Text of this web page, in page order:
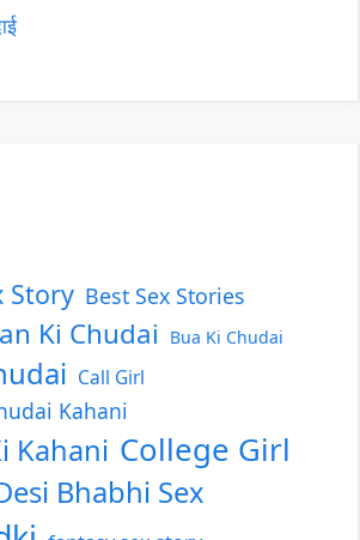
Story Best Sex Stories
Ki Chudai Bua Ki Chudai
Call Girl
Kahani
Kahani College Girl
Bhabhi Sex